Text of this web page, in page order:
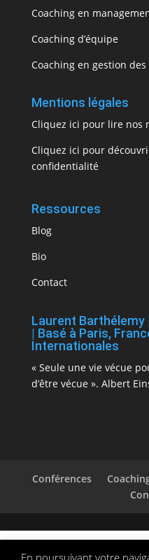
Coaching en
Coaching d’équipe
Coaching en gestion
Mentions légales
Cliquez ici pour lire nos
Cliquez ici pour
confidentialité
Ressources
Blog
Bio
Contact
Laurent
| Basé à Paris,
Internationales
« Seule une vie vécue
d’être vécue ». Albert
Conférences
En poursuivant votre